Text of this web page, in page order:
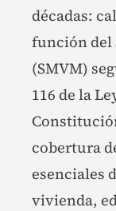
décadas:
función del
(SMVM)
116 de la
cobertura
esenciales
vivienda,